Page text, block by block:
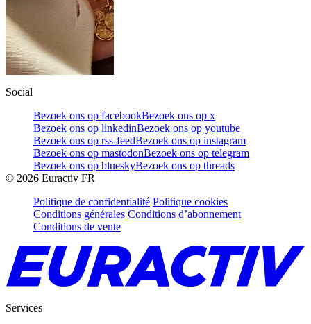
Social
Bezoek ons op facebookBezoek ons op x
Bezoek ons op linkedinBezoek ons op youtube
Bezoek ons op rss-feedBezoek ons op instagram
Bezoek ons op mastodonBezoek ons op telegram
Bezoek ons op blueskyBezoek ons op threads
© 2026 Euractiv FR
Politique de confidentialité Politique cookies
Conditions générales Conditions d’abonnement
Conditions de vente
Services